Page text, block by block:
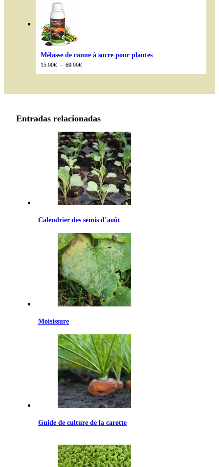
Mélasse de canne à sucre pour plantes
15.90€ – 69.99€Plage
à
Entradas relacionadas
Calendrier des semis d’août
Moisissure
Guide de culture de la carotte